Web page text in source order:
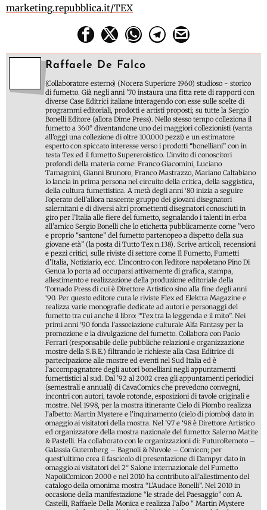
marketing.repubblica.it/TEX
Raffaele De Falco
(Collaboratore esterno) (Nocera Superiore 1960) studioso - storico
di fumetto. Già negli anni ’70 instaura una fitta rete di rapporti con
diverse Case Editrici italiane interagendo con esse sulle scelte di
programmi editoriali, prodotti e artisti proposti; su tutte la Sergio
Bonelli Editore (allora Dime Press). Nello stesso tempo colleziona il
fumetto a 360° diventandone uno dei maggiori collezionisti (vanta
all’oggi una collezione di oltre 100.000 pezzi) e un estimatore
esperto con spiccato interesse verso i prodotti “bonelliani” con in
testa Tex ed il fumetto Supereroistico. L’invito di conoscitori
profondi della materia come: Franco Giacomini, Luciano
Tamagnini, Gianni Brunoro, Franco Mastrazzo, Mariano Caltabiano
lo lancia in prima persona nel circuito della critica, della saggistica,
della cultura fumettistica. A metà degli anni ‘80 inizia a seguire
l’operato dell’allora nascente gruppo dei giovani disegnatori
salernitani e di diversi altri promettenti disegnatori conosciuti in
giro per l’Italia alle fiere del fumetto, segnalando i talenti in erba
all’amico Sergio Bonelli che lo etichetta pubblicamente come ”vero
e proprio “santone” del fumetto partenopeo a dispetto della sua
giovane età” (la posta di Tutto Tex n.138). Scrive articoli, recensioni
e pezzi critici, sulle riviste di settore come Il Fumetto, Fumetti
d’Italia, Notiziario, ecc. L’incontro con l’editore napoletano Pino Di
Genua lo porta ad occuparsi attivamente di grafica, stampa,
allestimento e realizzazione della produzione editoriale della
Tornado Press di cui è Direttore Artistico sino alla fine degli anni
‘90. Per questo editore cura le riviste Flex ed Elektra Magazine e
realizza varie monografie dedicate ad autori e personaggi del
fumetto tra cui anche il libro: “Tex tra la leggenda e il mito”. Nei
primi anni ’90 fonda l’associazione culturale Alfa Fantasy per la
promozione e la divulgazione del fumetto. Collabora con Paolo
Ferrari (responsabile delle pubbliche relazioni e organizzazione
mostre della S.B.E.) filtrando le richieste alla Casa Editrice di
partecipazione alle mostre ed eventi nel Sud Italia ed è
l’accompagnatore degli autori bonelliani negli appuntamenti
fumettistici al sud. Dal ’92 al 2002 crea gli appuntamenti periodici
(semestrali e annuali) di CavaComics che prevedono convegni,
incontri con autori, tavole rotonde, esposizioni di tavole originali e
mostre. Nel 1998, per la mostra itinerante Cielo di Piombo realizza
l’albetto: Martin Mystere e l’inquinamento (cielo di piombo) dato in
omaggio ai visitatori della mostra. Nel ’97 e ‘98 è Direttore Artistico
ed organizzatore della mostra nazionale del fumetto: Salerno Matite
& Pastelli. Ha collaborato con le organizzazioni di: FuturoRemoto –
Galassia Gutemberg – Bagnoli & Nuvole – Comicon; per
quest’ultimo crea il fascicolo di presentazione di Dampyr dato in
omaggio ai visitatori del 2° Salone internazionale del Fumetto
NapoliComicon 2000 e nel 2010 ha contributo all’allestimento del
catalogo della omonima mostra “L’Audace Bonelli”. Nel 2010 in
occasione della manifestazione “le strade del Paesaggio” con A.
Castelli, Raffaele Della Monica e realizza l’albo “ Martin Mystere